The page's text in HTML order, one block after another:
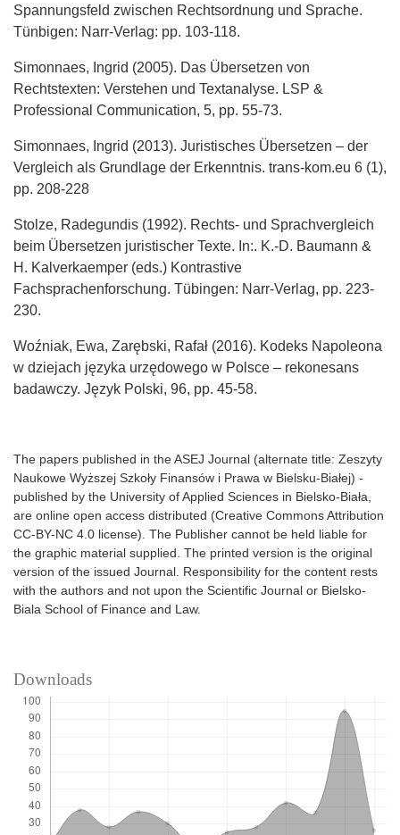
Spannungsfeld zwischen Rechtsordnung und Sprache.
Tünbigen: Narr-Verlag: pp. 103-118.
Simonnaes, Ingrid (2005). Das Übersetzen von
Rechtstexten: Verstehen und Textanalyse. LSP &
Professional Communication, 5, pp. 55-73.
Simonnaes, Ingrid (2013). Juristisches Übersetzen – der
Vergleich als Grundlage der Erkenntnis. trans-kom.eu 6 (1),
pp. 208-228
Stolze, Radegundis (1992). Rechts- und Sprachvergleich
beim Übersetzen juristischer Texte. In:. K.-D. Baumann &
H. Kalverkaemper (eds.) Kontrastive
Fachsprachenforschung. Tübingen: Narr-Verlag, pp. 223-
230.
Woźniak, Ewa, Zarębski, Rafał (2016). Kodeks Napoleona
w dziejach języka urzędowego w Polsce – rekonesans
badawczy. Język Polski, 96, pp. 45-58.
The papers published in the ASEJ Journal (alternate title: Zeszyty
Naukowe Wyższej Szkoły Finansów i Prawa w Bielsku-Białej) -
published by the University of Applied Sciences in Bielsko-Biała,
are online open access distributed (Creative Commons Attribution
CC-BY-NC 4.0 license). The Publisher cannot be held liable for
the graphic material supplied. The printed version is the original
version of the issued Journal. Responsibility for the content rests
with the authors and not upon the Scientific Journal or Bielsko-
Biala School of Finance and Law.
Downloads